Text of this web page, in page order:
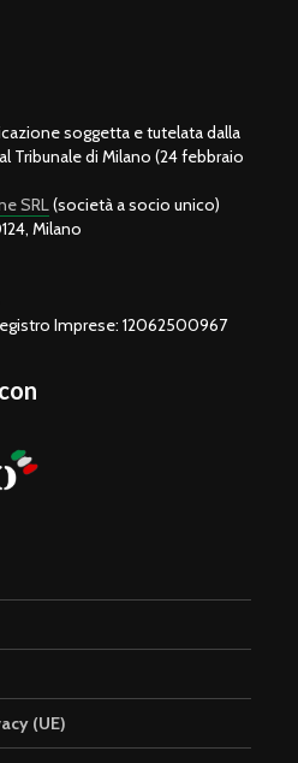
soggetta e tutelata dalla
Tribunale di Milano (24 febbraio
SRL(società a socio unico)
Milano
Imprese: 12062500967
(UE)